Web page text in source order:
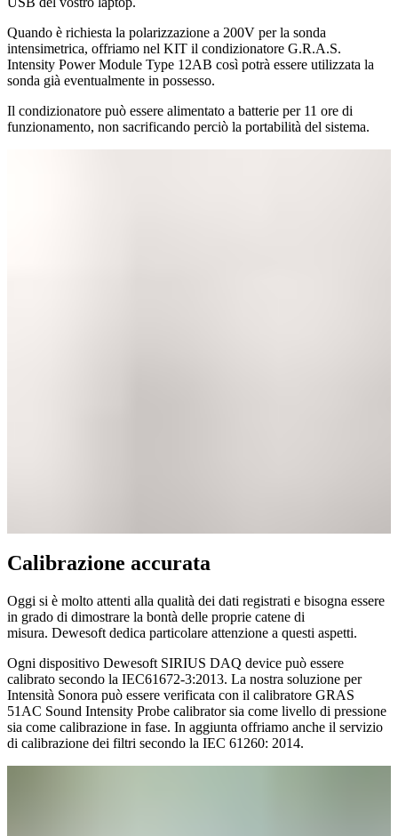
Quando è richiesta la polarizzazione a 200V per la sonda
intensimetrica, offriamo nel KIT il condizionatore G.R.A.S.
Intensity Power Module Type 12AB così potrà essere utilizzata la
sonda già eventualmente in possesso.
Il condizionatore può essere alimentato a batterie per 11 ore di
funzionamento, non sacrificando perciò la portabilità del sistema.
Calibrazione accurata
Oggi si è molto attenti alla qualità dei dati registrati e bisogna essere
in grado di dimostrare la bontà delle proprie catene di
misura. Dewesoft dedica particolare attenzione a questi aspetti.
Ogni dispositivo Dewesoft SIRIUS DAQ device può essere
calibrato secondo la IEC61672-3:2013. La nostra soluzione per
Intensità Sonora può essere verificata con il calibratore GRAS
51AC Sound Intensity Probe calibrator sia come livello di pressione
sia come calibrazione in fase. In aggiunta offriamo anche il servizio
di calibrazione dei filtri secondo la IEC 61260: 2014.